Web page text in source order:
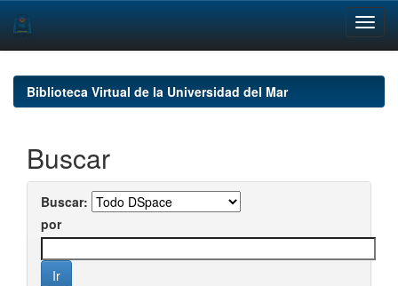
navigationBiblioteca Virtual de la Universidad del Mar
Buscar
Buscar:
por